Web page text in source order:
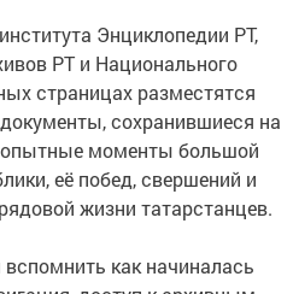
Энциклопедии РТ,
РТ и Национального
страницах разместятся
сохранившиеся на
моменты большой
её побед, свершений и
жизни татарстанцев.
вспомнить как начиналась